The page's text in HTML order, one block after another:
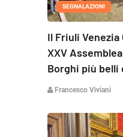
SEGNALAZIONI
Il Friuli
XXV
Borghi più belli
Francesco Viviani